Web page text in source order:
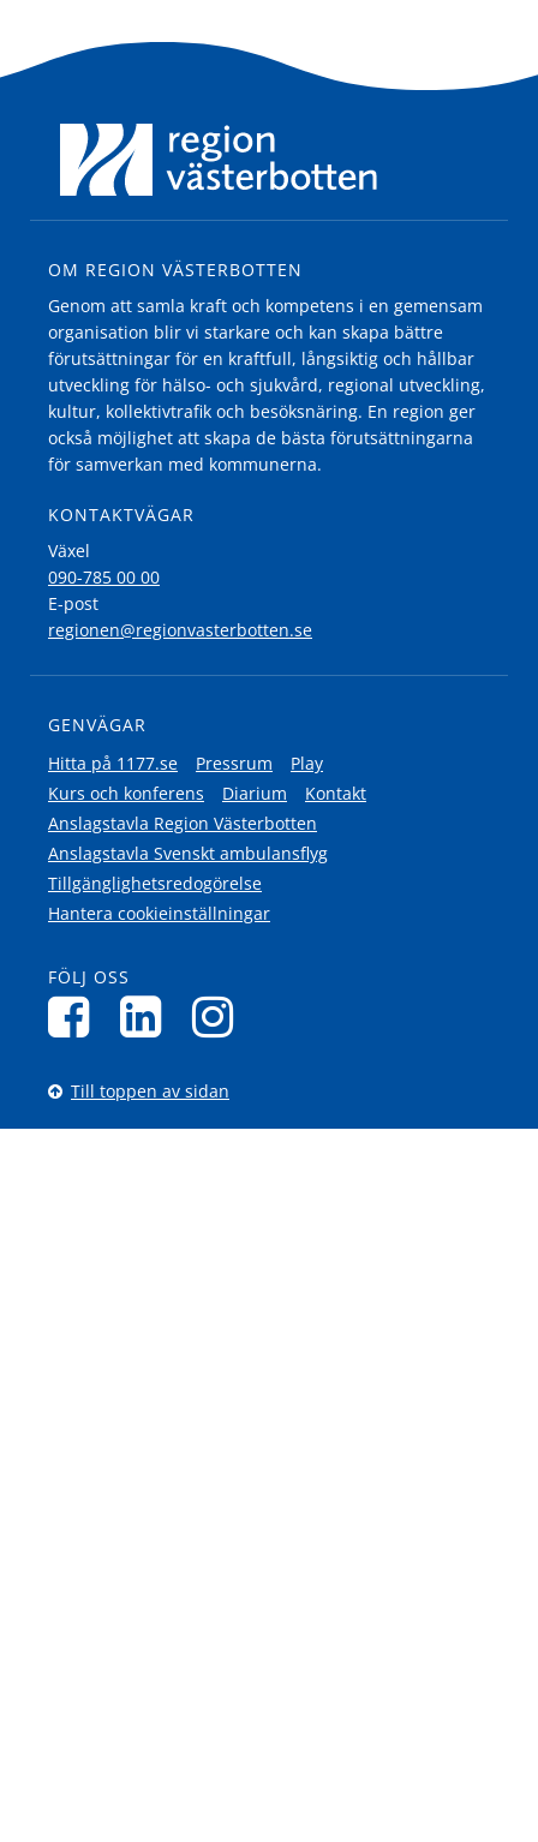
OM REGION VÄSTERBOTTEN
Genom att samla kraft och kompetens i en gemensam
organisation blir vi starkare och kan skapa bättre
förutsättningar för en kraftfull, långsiktig och hållbar
utveckling för hälso- och sjukvård, regional utveckling,
kultur, kollektivtrafik och besöksnäring. En region ger
också möjlighet att skapa de bästa förutsättningarna
för samverkan med kommunerna.
KONTAKTVÄGAR
Växel
090-785 00 00
E-post
regionen@regionvasterbotten.se
GENVÄGAR
Hitta på 1177.se
Pressrum
Play
Kurs och konferens
Diarium
Kontakt
Anslagstavla Region Västerbotten
Anslagstavla Svenskt ambulansflyg
Tillgänglighetsredogörelse
Hantera cookieinställningar
FÖLJ OSS
Till toppen av sidan